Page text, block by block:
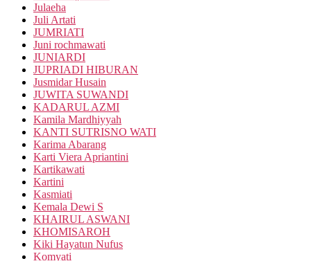
Julaeha
Juli Artati
JUMRIATI
Juni rochmawati
JUNIARDI
JUPRIADI HIBURAN
Jusmidar Husain
JUWITA SUWANDI
KADARUL AZMI
Kamila Mardhiyyah
KANTI SUTRISNO WATI
Karima Abarang
Karti Viera Apriantini
Kartikawati
Kartini
Kasmiati
Kemala Dewi S
KHAIRUL ASWANI
KHOMISAROH
Kiki Hayatun Nufus
Komyati